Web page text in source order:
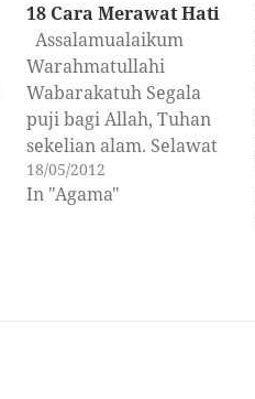
18 Cara Merawat Hati
Assalamualaikum
Warahmatullahi
Wabarakatuh Segala
puji bagi Allah, Tuhan
sekelian alam. Selawat
serta salam buat
junjungan mulia Nabi
18/05/2012
In "Agama"